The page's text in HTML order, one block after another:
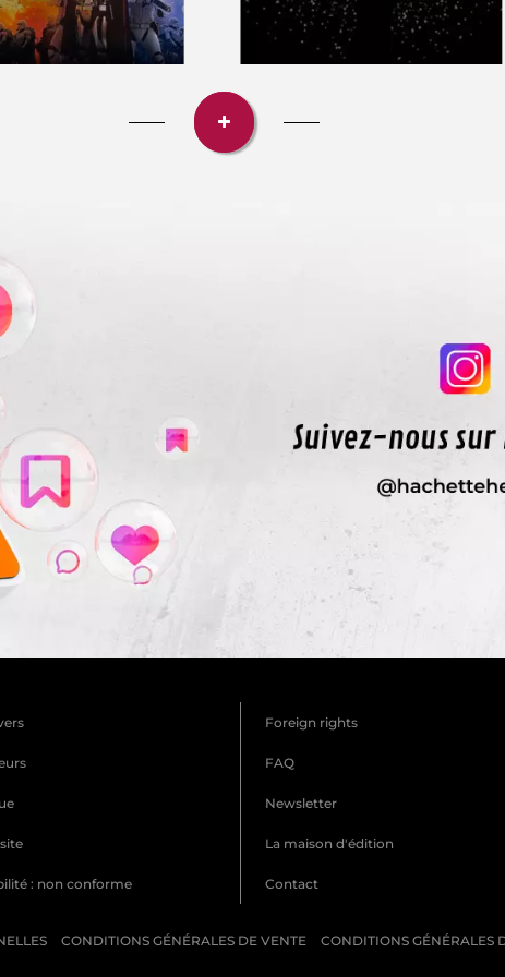
: non conforme
Foreign rights
FAQ
Newsletter
La maison d'édition
Contact
CONDITIONS GÉNÉRALES DE VENTE CONDITIONS GÉNÉRALES